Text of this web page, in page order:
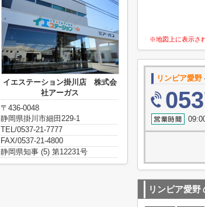
※地図上に表示さ
リンピア愛野
リンピア愛野
イエステーション掛川店 株式会
社アーガス
〒436-0048
静岡県掛川市細田229-1
TEL/0537-21-7777
FAX/0537-21-4800
静岡県知事 (5) 第12231号